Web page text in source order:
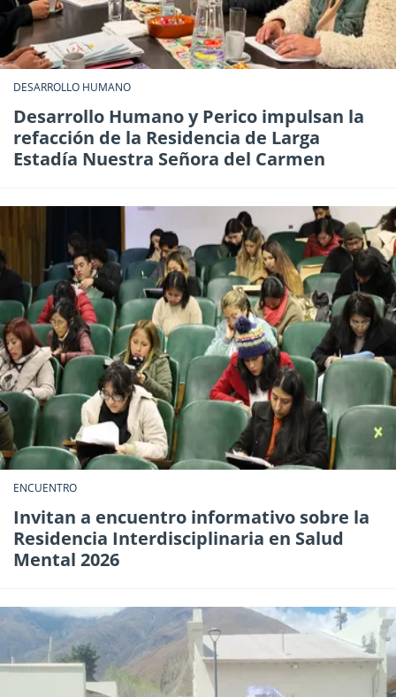
DESARROLLO HUMANO
Desarrollo Humano y Perico impulsan la
refacción de la Residencia de Larga
Estadía Nuestra Señora del Carmen
ENCUENTRO
Invitan a encuentro informativo sobre la
Residencia Interdisciplinaria en Salud
Mental 2026